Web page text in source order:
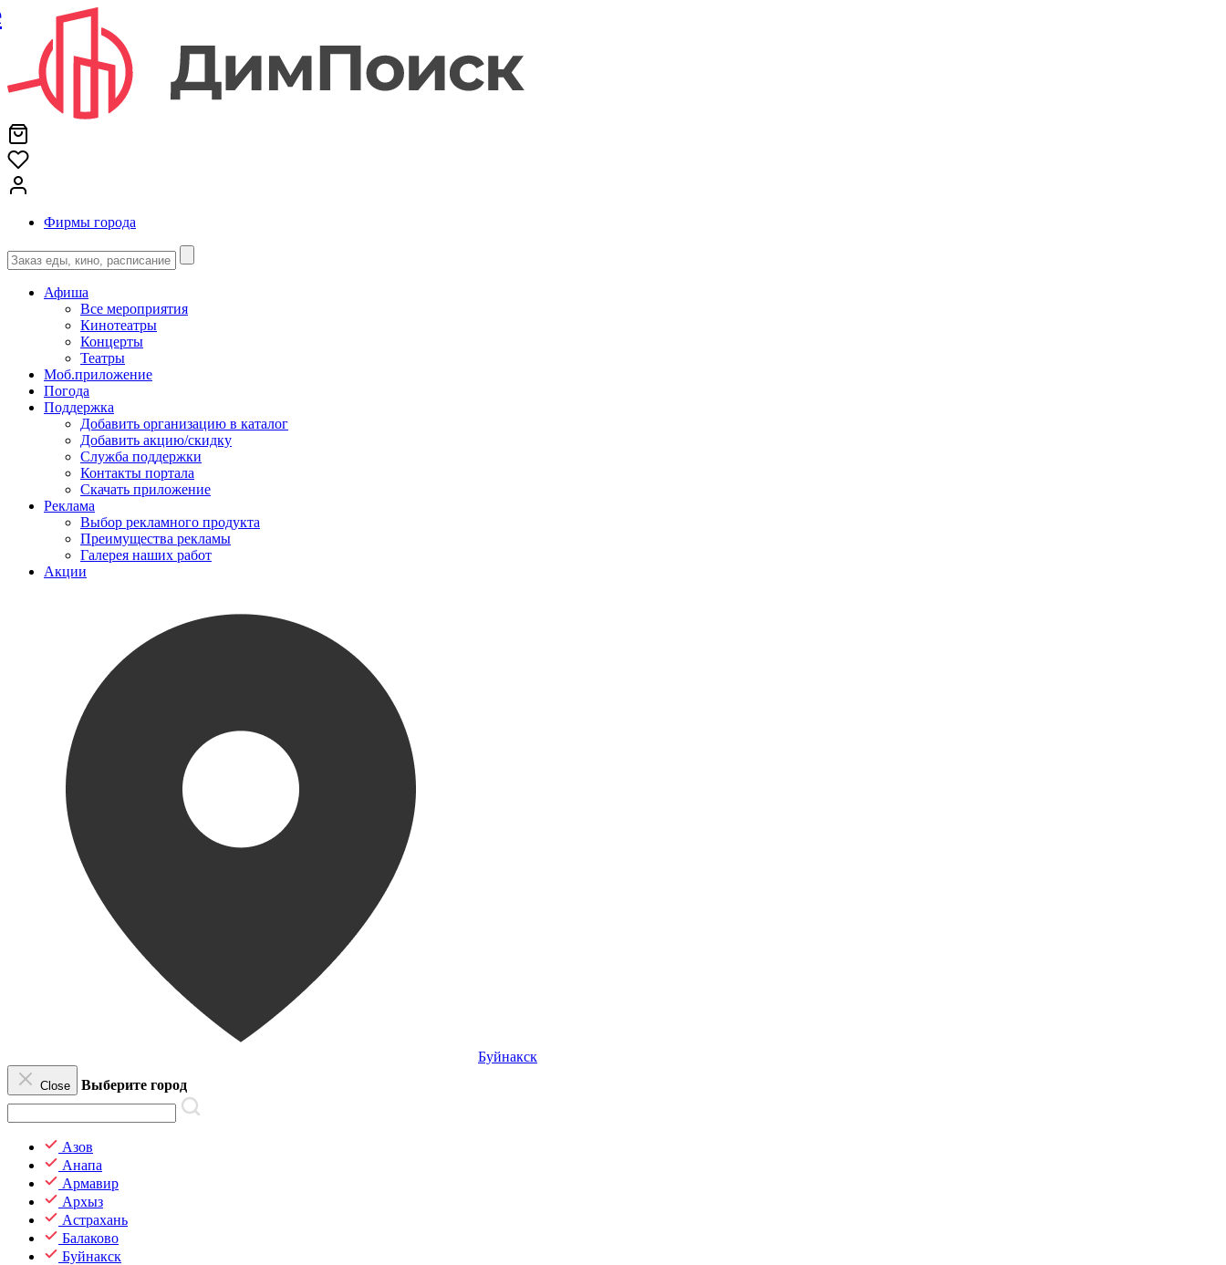
Фирмы города
Афиша
Все мероприятия
Кинотеатры
Концерты
Театры
Моб.приложение
Погода
Поддержка
Добавить организацию в каталог
Добавить акцию/скидку
Служба поддержки
Контакты портала
Скачать приложение
Реклама
Выбор рекламного продукта
Преимущества рекламы
Галерея наших работ
Акции
Буйнакск
Close Выберите город
Азов
Анапа
Армавир
Архыз
Астрахань
Балаково
Буйнакск